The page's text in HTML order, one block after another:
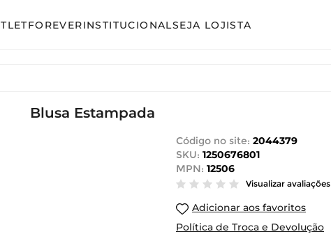
Conjunto Saia
FOREVERINSTITUCIONALSEJA LOJISTA
Blusa Estampada
Código no site: 2044379
SKU: 1250676801
MPN: 12506
Visualizar avaliações
Adicionar aos favoritos
Política de Troca e Devolução